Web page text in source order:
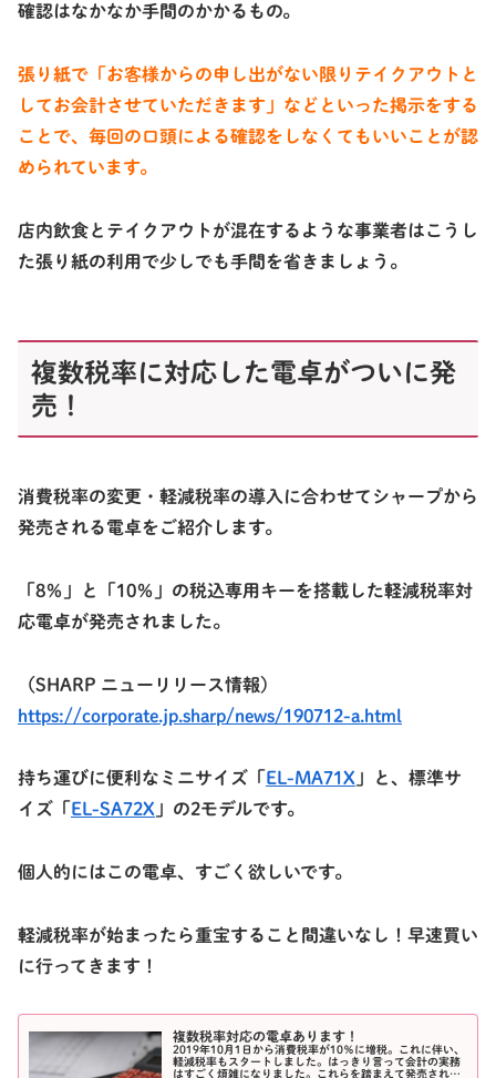
確認はなかなか手間のかかるもの。
張り紙で 「お客様からの申し出がない限りテイクアウトと
してお会計させていただきます」 などといった掲示をする
ことで、毎回の口頭による確認をしなくてもいいことが認
められています。
店内飲食とテイクアウトが混在するような事業者はこうし
た張り紙の利用で少しでも手間を省きましょう。
複数税率に対応した電卓がついに発
売！
消費税率の変更・軽減税率の導入に合わせてシャープから
発売される電卓をご紹介します。
「8％」と「10％」の税込専用キーを搭載した軽減税率対
応電卓が発売されました。
（SHARP ニューリリース情報）
https://corporate.jp.sharp/news/190712-a.html
持ち運びに便利なミニサイズ「 EL-MA71X 」と、標準サ
イズ「 EL-SA72X 」の2モデルです。
個人的にはこの電卓、すごく欲しいです。
軽減税率が始まったら重宝すること間違いなし！早速買い
に行ってきます！
複数税率対応の電卓あります！
2019年10月1日から消費税率が10％に増税。これに伴い、
軽減税率もスタートしました。はっきり言って会計の実務
はすごく煩雑になりました。これらを踏まえて発売された